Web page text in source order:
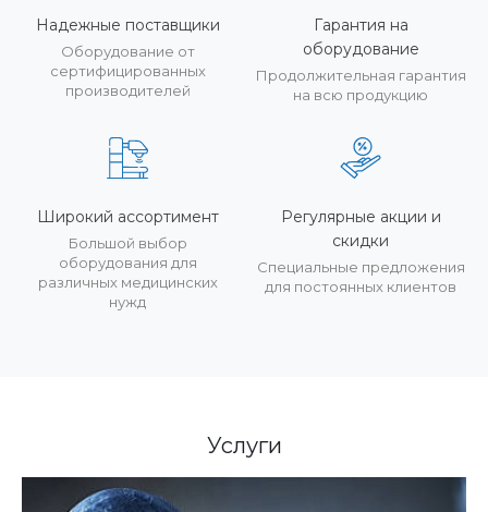
Надежные поставщики
Оборудование от
сертифицированных
производителей
Гарантия на
оборудование
Продолжительная гарантия
на всю продукцию
Широкий ассортимент
Большой выбор
оборудования для
различных медицинских
нужд
Регулярные акции и
скидки
Специальные предложения
для постоянных клиентов
Услуги